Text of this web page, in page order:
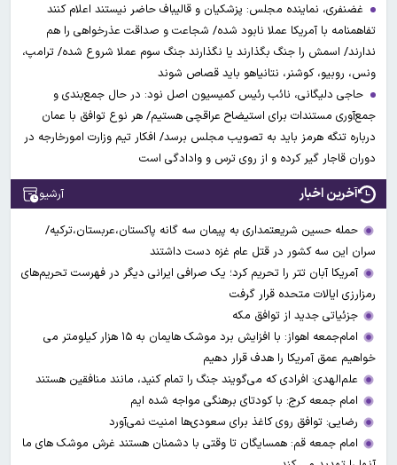
غضنفری، نماینده مجلس: پزشکیان و قالیباف حاضر نیستند اعلام کنند
تفاهمنامه با آمریکا عملا نابود شده/ شجاعت و صداقت عذرخواهی را هم
ندارند/ اسمش را جنگ بگذارند یا نگذارند جنگ سوم عملا شروع شده/ ترامپ،
ونس، روبیو، کوشنر، نتانیاهو باید قصاص شوند
حاجی دلیگانی، نائب رئیس کمیسیون اصل نود: در حال جمع‌بندی و
جمع‌آوری مستندات برای استیضاح عراقچی هستیم/ هر نوع توافق با عمان
درباره تنگه هرمز باید به تصویب مجلس برسد/ افکار تیم وزارت امورخارجه در
دوران قاجار گیر کرده و از روی ترس و وادادگی است
آخرین اخبار آرشیو
حمله حسین شریعتمداری به پیمان سه گانه پاکستان،عربستان،ترکیه/
سران این سه کشور در قتل عام غزه دست داشتند
آمریکا آبان تتر را تحریم کرد؛ یک صرافی ایرانی دیگر در فهرست تحریم‌های
رمزارزی ایالات متحده قرار گرفت
جزئیاتی جدید از توافق مکه
امام‌جمعه اهواز: با افزایش برد موشک هایمان به ۱۵ هزار کیلومتر می
خواهیم عمق آمریکا را هدف قرار دهیم
علم‌الهدی: افرادی که می‌گویند جنگ را تمام کنید، مانند منافقین هستند
امام جمعه کرج: با کودتای برهنگی مواجه شده ایم
رضایی: توافق روی کاغذ برای سعودی‌ها امنیت نمی‌آورد
امام جمعه قم: همسایگان تا وقتی با دشمنان هستند غرش موشک های ما